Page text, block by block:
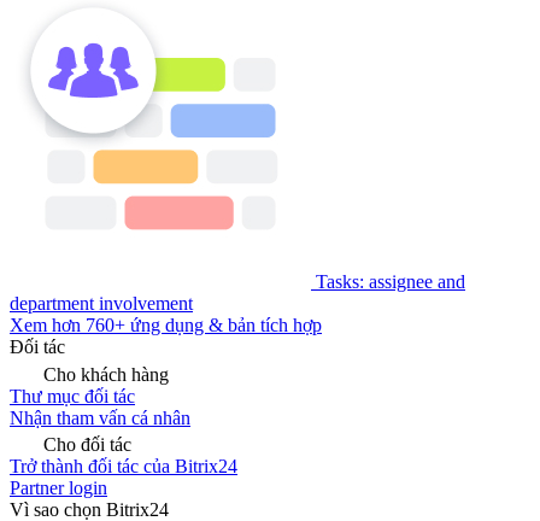
Tasks: assignee and
department involvement
Xem hơn 760+ ứng dụng & bản tích hợp
Đối tác
Cho khách hàng
Thư mục đối tác
Nhận tham vấn cá nhân
Cho đối tác
Trở thành đối tác của Bitrix24
Partner login
Vì sao chọn Bitrix24